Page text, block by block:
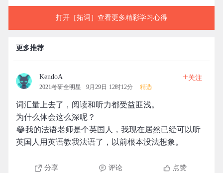
打开［拓词］查看更多精彩学习心得
更多推荐
KendoA
2021考研全明星 9月29日 12时12分 精选
+关注
词汇量上去了，阅读和听力都受益匪浅。
为什么体会这么深呢？
😂我的法语老师是个英国人，我现在居然已经可以听
英国人用英语教我法语了，以前根本没法想象。
分享 评论 点赞